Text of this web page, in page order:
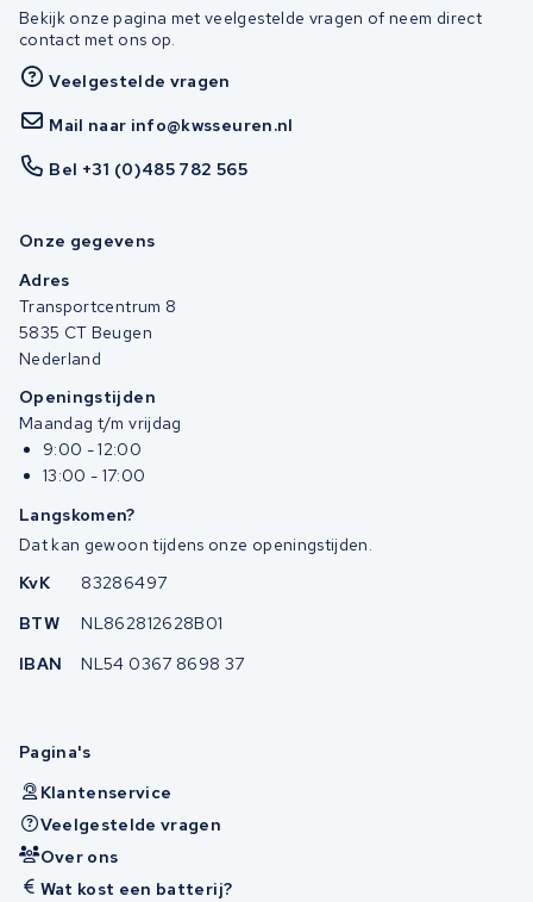
Bekijk onze pagina met veelgestelde vragen of neem direct
contact met ons op.
Veelgestelde vragen
Mail naar info@kwsseuren.nl
Bel +31 (0)485 782 565
Onze gegevens
Adres
Transportcentrum 8
5835 CT Beugen
Nederland
Openingstijden
Maandag t/m vrijdag
9:00 - 12:00
13:00 - 17:00
Langskomen?
Dat kan gewoon tijdens onze openingstijden.
KvK
83286497
BTW
NL862812628B01
IBAN
NL54 0367 8698 37
Pagina's
Klantenservice
Veelgestelde vragen
Over ons
Wat kost een batterij?